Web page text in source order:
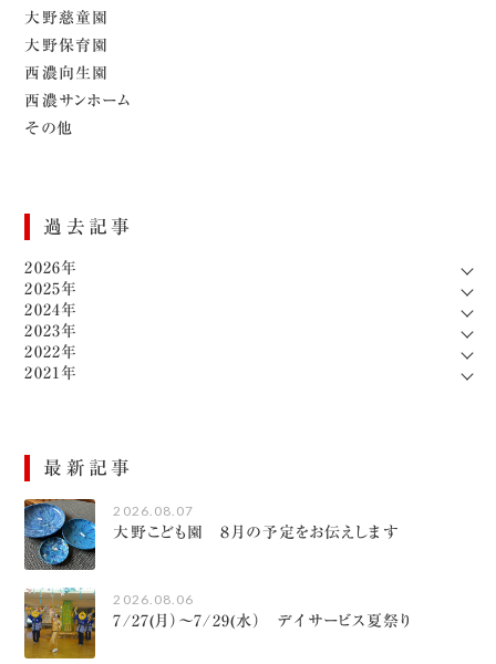
大野慈童園
大野保育園
西濃向生園
西濃サンホーム
その他
過去記事
2026年
2025年
2024年
2023年
2022年
2021年
最新記事
2026.08.07
大野こども園 ８月の予定をお伝えします
2026.08.06
7/27(月）～7/29(水） デイサービス夏祭り